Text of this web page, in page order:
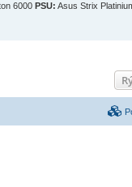
6000 PSU: Asus Strix